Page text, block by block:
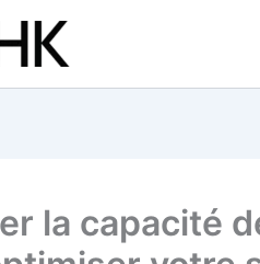
la capacité